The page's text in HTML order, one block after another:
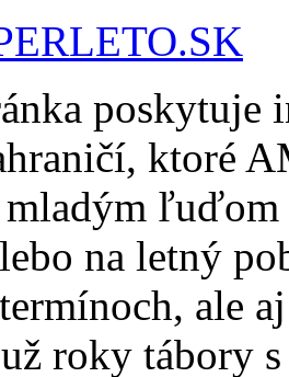
poskytuje
ktoré
na letný
ale
roky tábory